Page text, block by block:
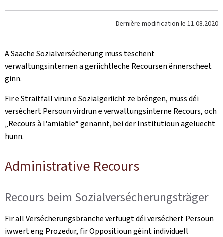
Dernière modification le 11.08.2020
A Saache Sozialversécherung muss tëschent
verwaltungsinternen a geriichtleche Recoursen ënnerscheet
ginn.
Fir e Sträitfall virun e Sozialgeriicht ze bréngen, muss déi
verséchert Persoun virdrun e verwaltungsinterne Recours, och
„Recours à l'amiable“ genannt, bei der Institutioun ageluecht
hunn.
Administrative Recours
Recours beim Sozialversécherungsträger
Fir all Versécherungsbranche verfüügt déi verséchert Persoun
iwwert eng Prozedur, fir Oppositioun géint individuell